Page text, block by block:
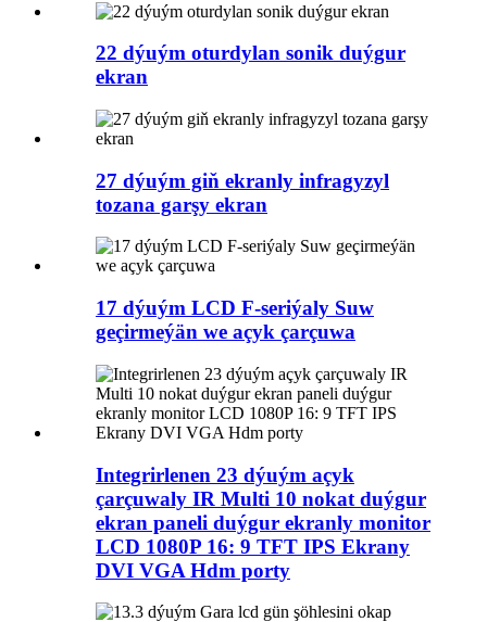
22 dýuým oturdylan sonik duýgur
ekran
27 dýuým giň ekranly infragyzyl
tozana garşy ekran
17 dýuým LCD F-seriýaly Suw
geçirmeýän we açyk çarçuwa
Integrirlenen 23 dýuým açyk
çarçuwaly IR Multi 10 nokat duýgur
ekran paneli duýgur ekranly monitor
LCD 1080P 16: 9 TFT IPS Ekrany
DVI VGA Hdm porty